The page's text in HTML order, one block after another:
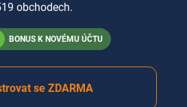
obchodech.
BONUS K NOVÉMU ÚČTU
se ZDARMA